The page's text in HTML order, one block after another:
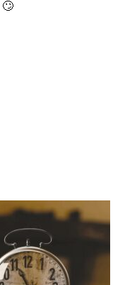
🙄